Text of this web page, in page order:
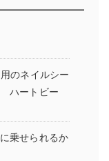
のネイルシー
ハートビー
乗せられるか